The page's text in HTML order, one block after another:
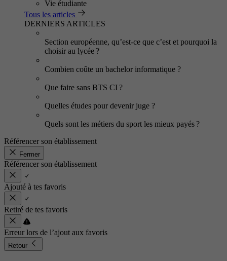
Vie étudiante
Tous les articles
DERNIERS ARTICLES
Section européenne, qu’est-ce que c’est et pourquoi la
choisir au lycée ?
Combien coûte un bachelor informatique ?
Que faire sans BTS CI ?
Quelles études pour devenir juge ?
Quels sont les métiers du sport les mieux payés ?
Référencer son établissement
Fermer
Référencer son établissement
Ajouté à tes favoris
Retiré de tes favoris
Erreur lors de l’ajout aux favoris
Retour